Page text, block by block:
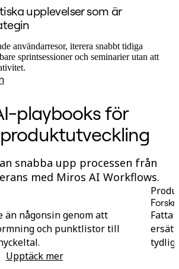
Learning
och Support
tjänster
Professional Services
upplevelser som är
användarresor, iterera snabbt tidiga
sprintsessioner och seminarier utan att
playbooks för
snabba upp processen från
med Miros AI Workflows.
än någonsin genom att
och punktlistor till
Upptäck mer
Produktutveckling
Fatta